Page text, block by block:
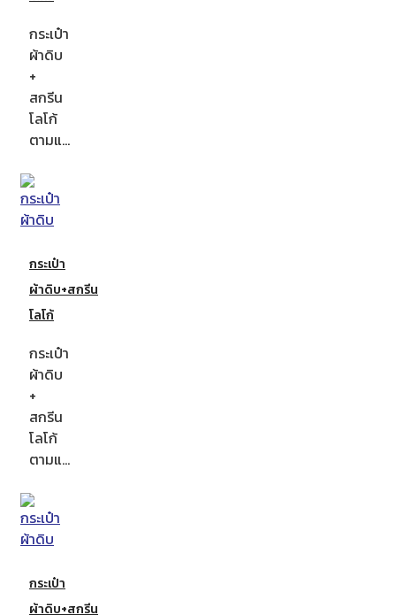
กระเป๋า
ผ้าดิบ
+
สกรีน
โลโก้
ตามแ…
กระเป๋า
ผ้าดิบ+สกรีน
โลโก้
กระเป๋า
ผ้าดิบ
+
สกรีน
โลโก้
ตามแ…
กระเป๋า
ผ้าดิบ+สกรีน